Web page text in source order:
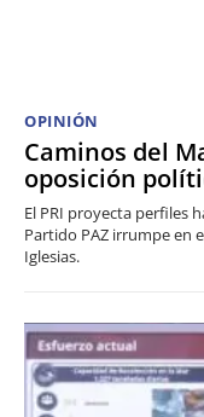
OPINIÓN
Caminos del
oposición
El PRI proyecta perfiles
Partido PAZ irrumpe en
Iglesias.